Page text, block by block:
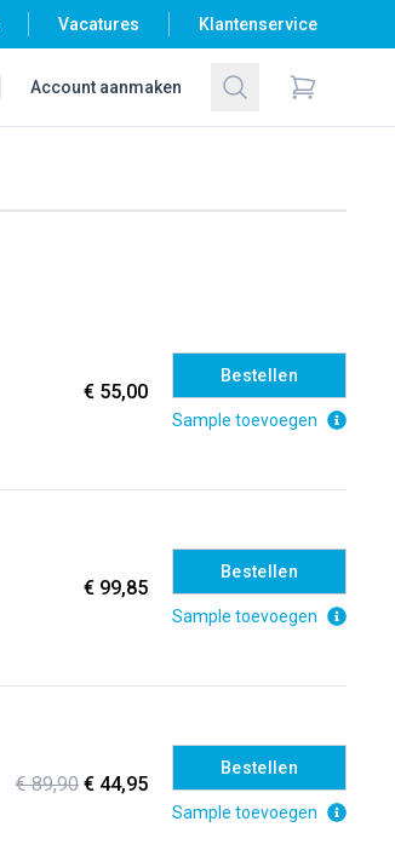
Vacatures Klantenservice
Account aanmaken Zoeken
Items in
€ 55,00
Bestellen
Sample toevoegen
€ 99,85
Bestellen
Sample toevoegen
€ 89,90 € 44,95
Bestellen
Sample toevoegen